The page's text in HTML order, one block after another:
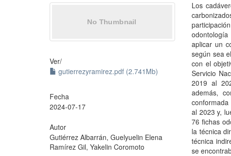
Ver/
gutierrezyramirez.pdf (2.741Mb)
Fecha
2024-07-17
Autor
Gutiérrez Albarrán, Guelyuelin Elena
Ramírez Gil, Yakelin Coromoto
Los
aplicar un
según sea
con el
Servicio
2019 al
además,
al 2023 y,
76 fichas
la técnica
técnica
se